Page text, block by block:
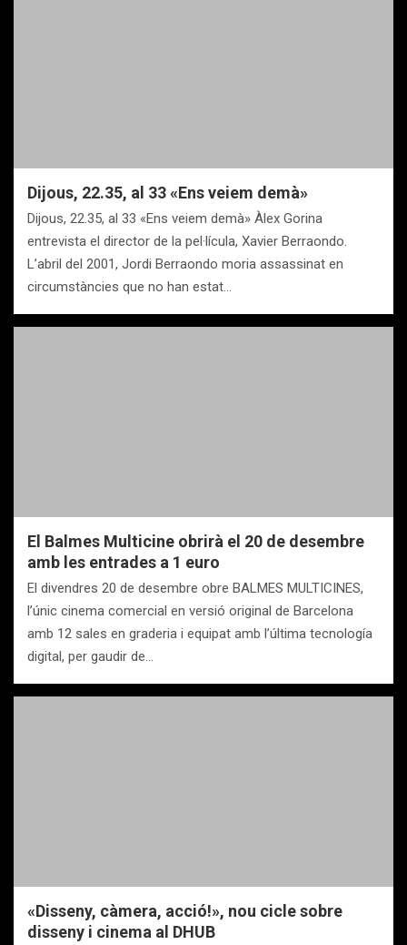
Dijous, 22.35, al 33 «Ens veiem demà»
Dijous, 22.35, al 33 «Ens veiem demà» Àlex Gorina
entrevista el director de la pel·lícula, Xavier Berraondo.
L’abril del 2001, Jordi Berraondo moria assassinat en
circumstàncies que no han estat…
El Balmes Multicine obrirà el 20 de desembre
amb les entrades a 1 euro
El divendres 20 de desembre obre BALMES MULTICINES,
l’únic cinema comercial en versió original de Barcelona
amb 12 sales en graderia i equipat amb l’última tecnología
digital, per gaudir de…
«Disseny, càmera, acció!», nou cicle sobre
disseny i cinema al DHUB